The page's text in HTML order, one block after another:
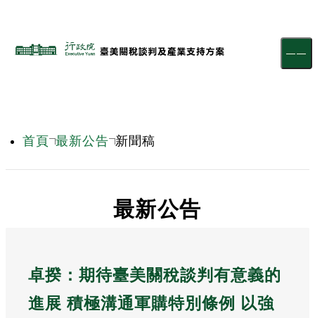
跳到主要內容區塊
首頁 最新公告 新聞稿
最新公告
卓揆：期待臺美關稅談判有意義的
進展 積極溝通軍購特別條例 以強